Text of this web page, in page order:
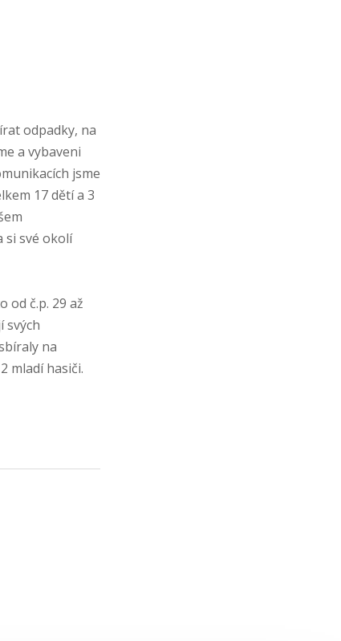
odpadky, na
a vybaveni
jsme
17 dětí a 3
si své okolí
od č.p. 29 až
svých
na
mladí hasiči.